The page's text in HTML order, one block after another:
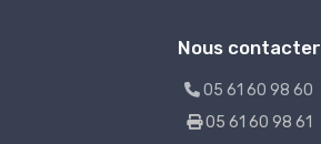
Nous contacter
05 61 60 98 60
05 61 60 98 61